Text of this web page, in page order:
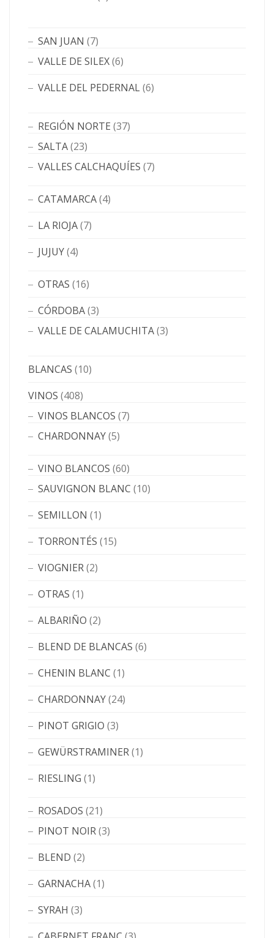
SAN JUAN (7)
VALLE DE SILEX(6)
VALLE DEL PEDERNAL(6)
REGIÓN NORTE (37)
SALTA(23)
VALLES CALCHAQUÍES (7)
CATAMARCA(4)
LA RIOJA(7)
JUJUY(4)
OTRAS (16)
CÓRDOBA(3)
VALLE DE CALAMUCHITA(3)
BLANCAS (10)
VINOS (408)
VINOS BLANCOS (7)
CHARDONNAY(5)
VINO BLANCOS (60)
SAUVIGNON BLANC (10)
SEMILLON (1)
TORRONTÉS (15)
VIOGNIER(2)
OTRAS (1)
ALBARIÑO (2)
BLEND DE BLANCAS (6)
CHENIN BLANC (1)
CHARDONNAY(24)
PINOT GRIGIO (3)
GEWÜRSTRAMINER(1)
RIESLING (1)
ROSADOS (21)
PINOT NOIR(3)
BLEND (2)
GARNACHA(1)
SYRAH (3)